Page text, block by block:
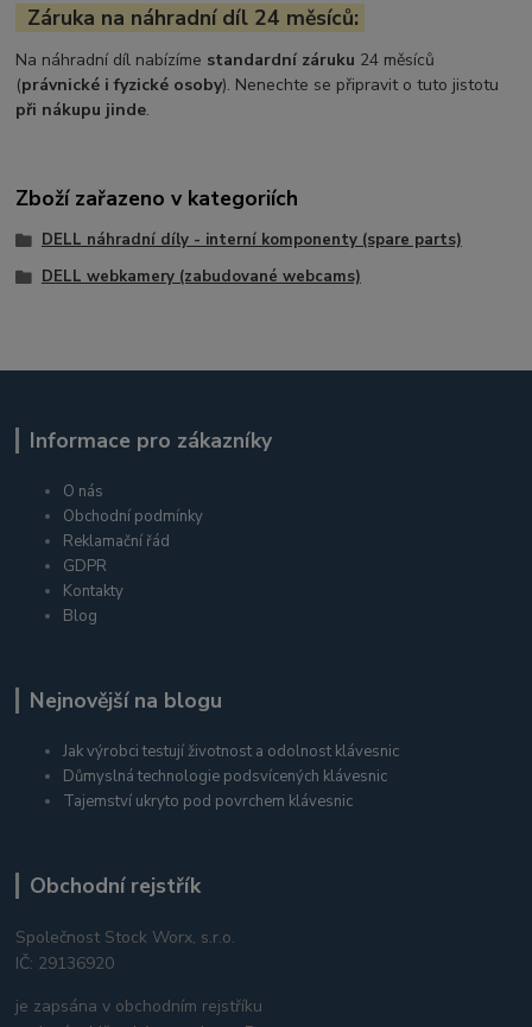
Záruka na náhradní díl 24 měsíců:
Na náhradní díl nabízíme standardní záruku 24 měsíců
(právnické i fyzické osoby). Nenechte se připravit o tuto jistotu
při nákupu jinde.
Zboží zařazeno v kategoriích
DELL náhradní díly - interní komponenty (spare parts)
DELL webkamery (zabudované webcams)
Informace pro zákazníky
O nás
Obchodní podmínky
Reklamační řád
GDPR
Kontakty
Blog
Nejnovější na blogu
Jak výrobci testují životnost a odolnost klávesnic
Důmyslná technologie podsvícených klávesnic
Tajemství ukryto pod povrchem klávesnic
Obchodní rejstřík
Společnost Stock Worx, s.r.o.
IČ: 29136920
je zapsána v obchodním rejstříku